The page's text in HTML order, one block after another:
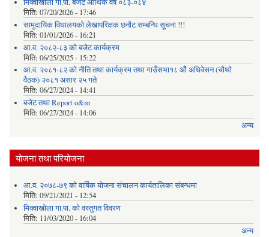
मिक्वाखोला गा.पा. बजेट आर्थिक वर्ष ०८३-०८४
मिति: 07/20/2026 - 17:46
सामुदायिक विधालयको लेखापरिक्षक छनौट सम्बन्धि सूचना !!!
मिति: 01/01/2026 - 16:21
आ.व. २०८२-८३ को बजेट कार्यक्रम
मिति: 06/25/2025 - 15:22
आ.व. २०८१-८२ को नीति तथा कार्यक्रम तथा गाउँसभा१८ औं अधिवेसन (चौथो
वैठक) २०८१ असार २५ गते
मिति: 06/27/2024 - 14:41
बजेट तथा Report o&m
मिति: 06/27/2024 - 14:06
अन्य
योजना तथा परियोजना
आ.व. २०७८-७९ को वार्षिक योजना संचालन कार्यतालिका संबन्धमा
मिति: 09/21/2021 - 12:54
मिक्वाखोला गा.पा. को वस्तुगत विवरण
मिति: 11/03/2020 - 16:04
अन्य